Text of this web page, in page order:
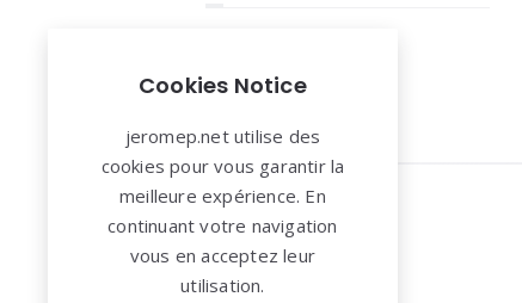
Widgets
Cookies Notice
jeromep.net utilise des
cookies pour vous garantir la
meilleure expérience. En
continuant votre navigation
vous en acceptez leur
utilisation.